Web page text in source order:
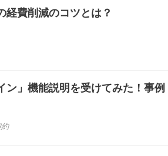
経費削減のコツとは？
ン」機能説明を受けてみた！事例
約